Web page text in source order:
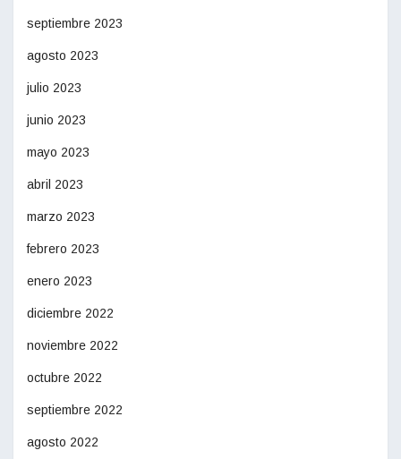
septiembre 2023
agosto 2023
julio 2023
junio 2023
mayo 2023
abril 2023
marzo 2023
febrero 2023
enero 2023
diciembre 2022
noviembre 2022
octubre 2022
septiembre 2022
agosto 2022